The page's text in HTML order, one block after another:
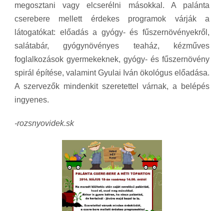
megosztani vagy elcserélni másokkal. A palánta
cserebere mellett érdekes programok várják a
látogatókat: előadás a gyógy- és fűszernövényekről,
salátabár, gyógynövényes teaház, kézműves
foglalkozások gyermekeknek, gyógy- és fűszernövény
spirál építése, valamint Gyulai Iván ökológus előadása.
A szervezők mindenkit szeretettel várnak, a belépés
ingyenes.
-rozsnyovidek.sk